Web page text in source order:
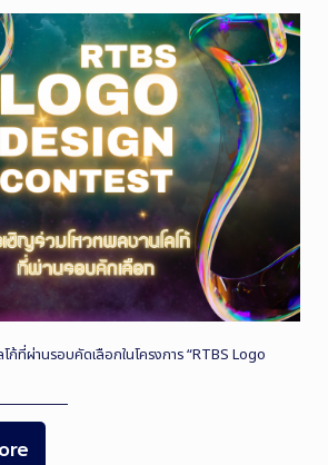
ก้ที่ผ่านรอบคัดเลือกในโครงการ “RTBS Logo